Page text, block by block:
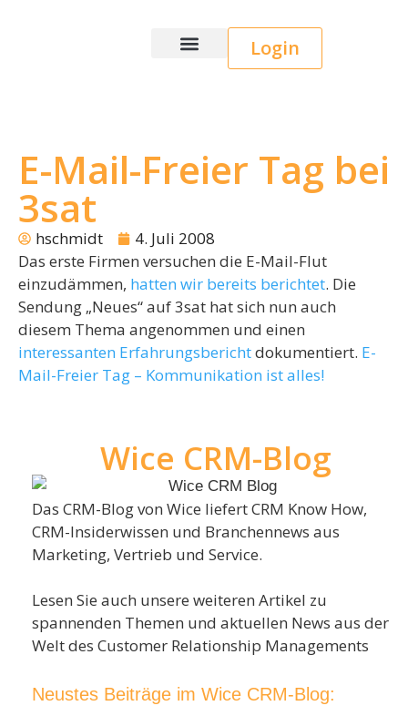
Login
E-Mail-Freier Tag bei
3sat
hschmidt
4. Juli 2008
Das erste Firmen versuchen die E-Mail-Flut
einzudämmen, hatten wir bereits berichtet. Die
Sendung „Neues“ auf 3sat hat sich nun auch
diesem Thema angenommen und einen
interessanten Erfahrungsberichtdokumentiert. E-
Mail-Freier Tag – Kommunikation ist alles!
Wice CRM-Blog
Das CRM-Blog von Wice liefert CRM Know How,
CRM-Insiderwissen und Branchennews aus
Marketing, Vertrieb und Service.
Lesen Sie auch unsere weiteren Artikel zu
spannenden Themen und aktuellen News aus der
Welt des Customer Relationship Managements
Neustes Beiträge im Wice CRM-Blog: